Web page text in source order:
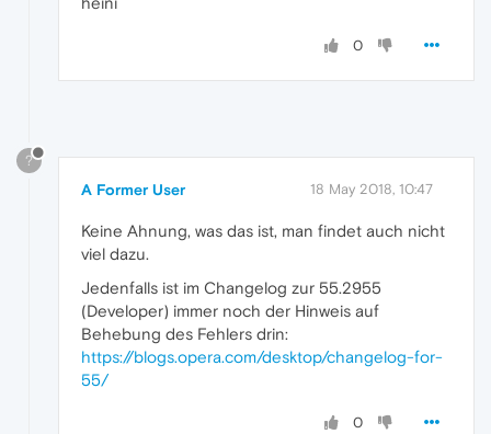
0
?
A Former User 18 May 2018, 10:47
Keine Ahnung, was das ist, man findet auch nicht
viel dazu.
Jedenfalls ist im Changelog zur 55.2955
(Developer) immer noch der Hinweis auf
Behebung des Fehlers drin:
https://blogs.opera.com/desktop/changelog-for-
55/
0